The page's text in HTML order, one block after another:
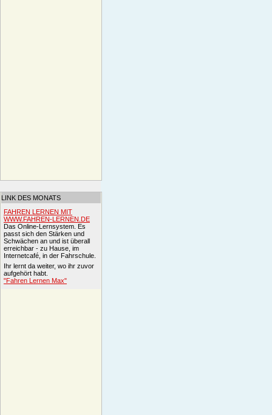
LINK DES MONATS
FAHREN LERNEN MIT
WWW.FAHREN-LERNEN.DE
Das Online-Lernsystem. Es
passt sich den Stärken und
Schwächen an und ist überall
erreichbar - zu Hause, im
Internetcafé, in der Fahrschule.
Ihr lernt da weiter, wo ihr zuvor
aufgehört habt.
"Fahren Lernen Max"